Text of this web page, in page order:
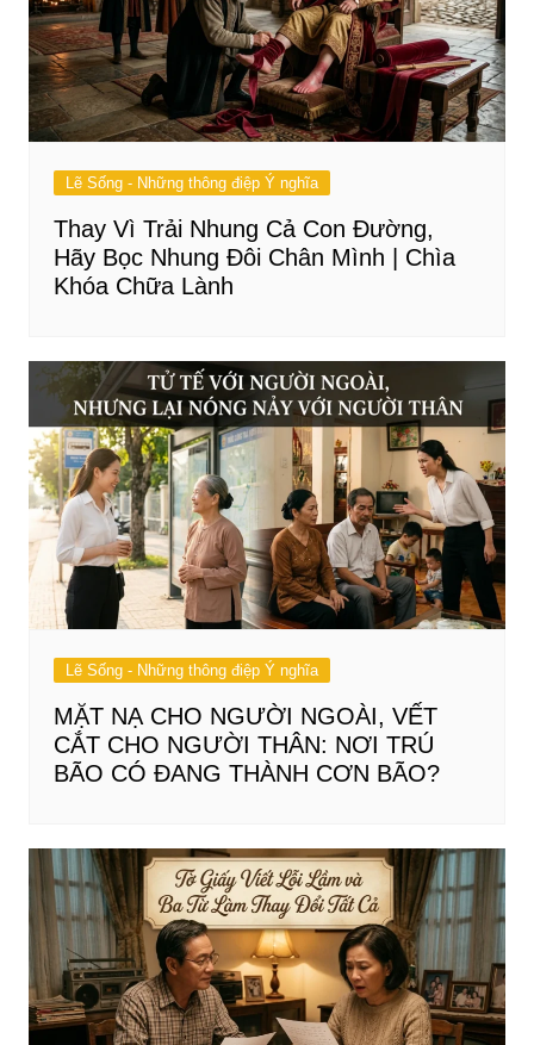
Lẽ Sống - Những thông điệp Ý nghĩa
Thay Vì Trải Nhung Cả Con Đường,
Hãy Bọc Nhung Đôi Chân Mình | Chìa
Khóa Chữa Lành
Lẽ Sống - Những thông điệp Ý nghĩa
MẶT NẠ CHO NGƯỜI NGOÀI, VẾT
CẮT CHO NGƯỜI THÂN: NƠI TRÚ
BÃO CÓ ĐANG THÀNH CƠN BÃO?